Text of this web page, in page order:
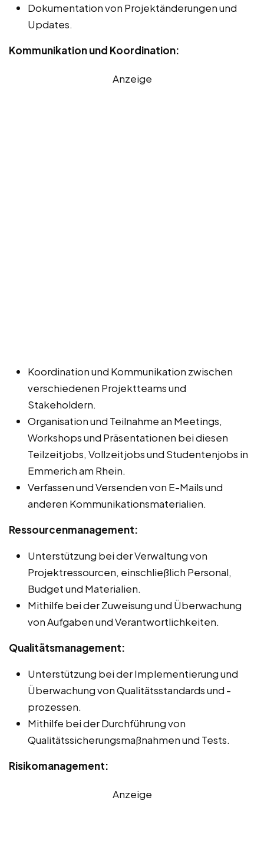
Dokumentation von Projektänderungen und
Updates.
Kommunikation und Koordination:
Anzeige
Koordination und Kommunikation zwischen
verschiedenen Projektteams und
Stakeholdern.
Organisation und Teilnahme an Meetings,
Workshops und Präsentationen bei diesen
Teilzeitjobs, Vollzeitjobs und Studentenjobs in
Emmerich am Rhein.
Verfassen und Versenden von E-Mails und
anderen Kommunikationsmaterialien.
Ressourcenmanagement:
Unterstützung bei der Verwaltung von
Projektressourcen, einschließlich Personal,
Budget und Materialien.
Mithilfe bei der Zuweisung und Überwachung
von Aufgaben und Verantwortlichkeiten.
Qualitätsmanagement:
Unterstützung bei der Implementierung und
Überwachung von Qualitätsstandards und -
prozessen.
Mithilfe bei der Durchführung von
Qualitätssicherungsmaßnahmen und Tests.
Risikomanagement:
Anzeige